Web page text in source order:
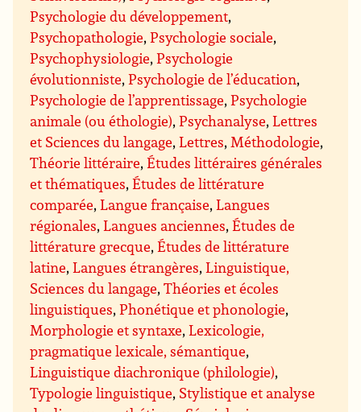
Psychologie du développement,
Psychopathologie,Psychologie sociale,
Psychophysiologie,Psychologie
évolutionniste,Psychologie de l’éducation,
Psychologie de l’apprentissage,Psychologie
animale (ou éthologie),Psychanalyse,Lettres
et Sciences du langage,Lettres, Méthodologie,
Théorie littéraire,Études littéraires générales
et thématiques,Études de littérature
comparée,Langue française,Langues
régionales,Langues anciennes,Études de
littérature grecque,Études de littérature
latine,Langues étrangères,Linguistique,
Sciences du langage,Théories et écoles
linguistiques,Phonétique et phonologie,
Morphologie et syntaxe,Lexicologie,
pragmatique lexicale, sémantique,
Linguistique diachronique (philologie),
Typologie linguistique, Stylistique et analyse